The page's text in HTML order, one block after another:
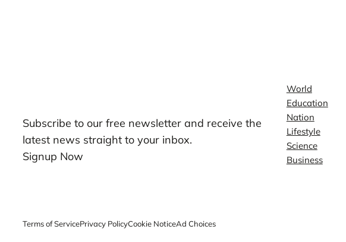
Subscribe to our free newsletter and receive the
latest news straight to your inbox.
Signup Now
World
Education
Nation
Lifestyle
Science
Business
Terms of ServicePrivacy PolicyCookie NoticeAd Choices